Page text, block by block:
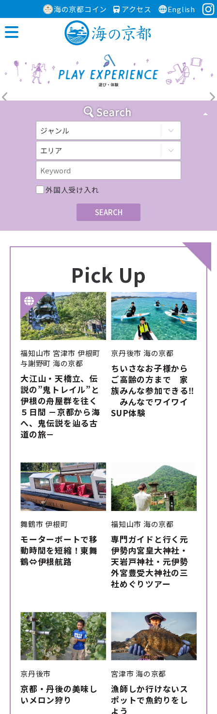
海の京都コイン アクセス English
外国人受け入れ
Pick Up
福知山市 宮津市 伊根町
与謝野町 海の京都
大江山・天橋立、伝
説の”鬼トレイル”と
伊根の舟屋群を往く
５日間 －京都から海
へ、鬼伝説を辿る古
道の旅－
京丹後市 海の京都
ちいさなお子様から
ご高齢の方まで 家
族みんな参加できる‼
みんなでワイワイ
SUP体験
舞鶴市伊根町
モーターボートで移
動時間を短縮！東舞
鶴⇔伊根航路
福知山市 海の京都
専門ガイドと行く元
伊勢内宮皇大神社・
天岩戸神社・元伊勢
外宮豊受大神社の三
社めぐりツアー
京丹後市
京都・丹後の美味し
いメロン狩り
宮津市海の京都
漁師しか行けないス
ポットで魚釣りをし
よう